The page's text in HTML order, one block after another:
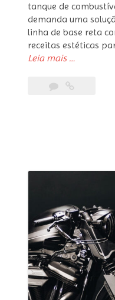
tanque de
demanda uma
linha de base reta
receitas estéticas
Leia mais “Suzuki
1200
…